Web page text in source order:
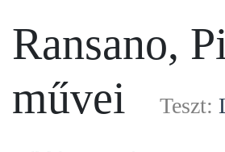
Ransano,
művei
Teszt: